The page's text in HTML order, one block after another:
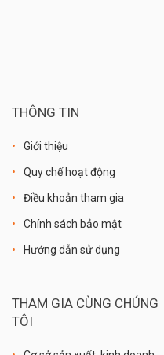
THÔNG TIN
Giới thiệu
Quy chế hoạt động
Điều khoản tham gia
Chính sách bảo mật
Hướng dẫn sử dụng
THAM GIA CÙNG CHÚNG
TÔI